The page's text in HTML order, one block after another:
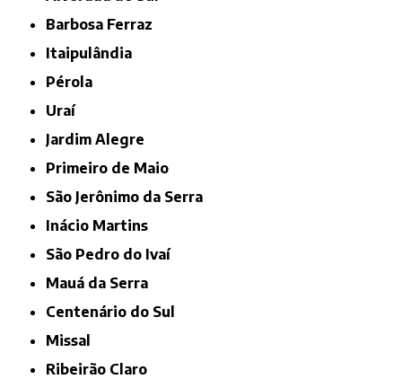
Barbosa Ferraz
Itaipulândia
Pérola
Uraí
Jardim Alegre
Primeiro de Maio
São Jerônimo da Serra
Inácio Martins
São Pedro do Ivaí
Mauá da Serra
Centenário do Sul
Missal
Ribeirão Claro